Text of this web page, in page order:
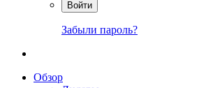
Войти
Забыли пароль?
Обзор